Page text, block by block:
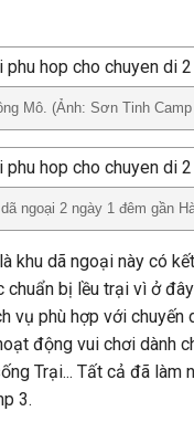
Mô. (Ảnh: Sơn Tinh Camp
ngoại 2 ngày 1 đêm gần
khu dã ngoại này có
chuẩn bị lều trại vì ở
vụ phù hợp với chuyến
động vui chơi dành
Trại... Tất cả đã làm
3.